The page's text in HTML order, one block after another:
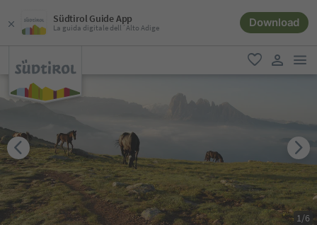
Südtirol Guide App
La guida digitale dell´Alto Adige Download
favoriti
user link
1/6